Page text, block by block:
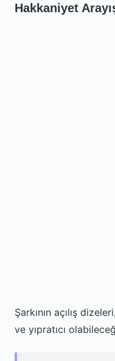
Hakkaniyet
Şarkının açılış
ve yıpratıcı